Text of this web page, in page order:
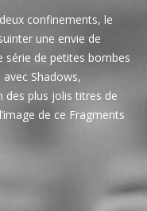
confinements, le
une envie de
série de petites bombes
Shadows,
plus jolis titres de
de ce Fragments